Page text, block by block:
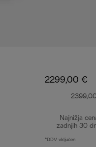
2299,00 €
Najnižja
zadnjih 30
*DDV vključen